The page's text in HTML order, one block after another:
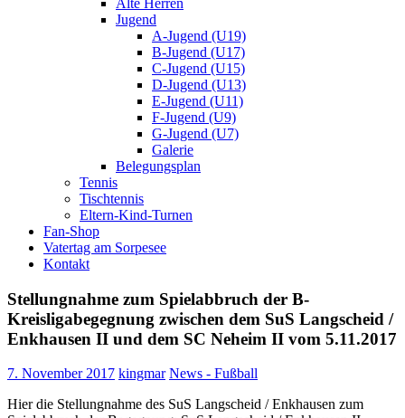
Alte Herren
Jugend
A-Jugend (U19)
B-Jugend (U17)
C-Jugend (U15)
D-Jugend (U13)
E-Jugend (U11)
F-Jugend (U9)
G-Jugend (U7)
Galerie
Belegungsplan
Tennis
Tischtennis
Eltern-Kind-Turnen
Fan-Shop
Vatertag am Sorpesee
Kontakt
Stellungnahme zum Spielabbruch der B-
Kreisligabegegnung zwischen dem SuS Langscheid /
Enkhausen II und dem SC Neheim II vom 5.11.2017
7. November 2017 kingmar News - Fußball
Hier die Stellungnahme des SuS Langscheid / Enkhausen zum